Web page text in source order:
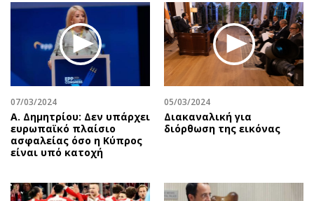
07/03/2024
Α. Δημητρίου: Δεν υπάρχει
ευρωπαϊκό πλαίσιο
ασφαλείας όσο η Κύπρος
είναι υπό κατοχή
05/03/2024
Διακαναλική για
διόρθωση της εικόνας